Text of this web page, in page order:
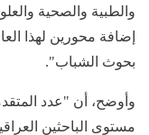
والطبية والصحية
إضافة محورين لهذا
بحوث الشباب".
مستوى الباحثين